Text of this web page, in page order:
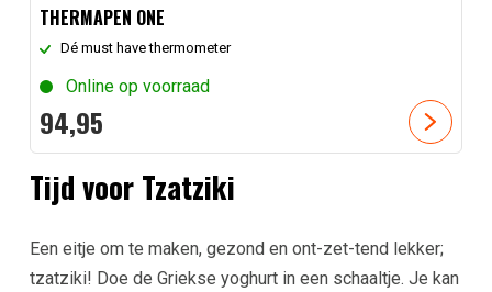
THERMAPEN ONE
Dé must have thermometer
Online op voorraad
94,95
Tijd voor Tzatziki
Een eitje om te maken, gezond en ont-zet-tend lekker;
tzatziki! Doe de Griekse yoghurt in een schaaltje. Je kan